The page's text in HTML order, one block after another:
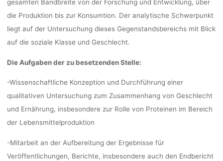
gesamten Bandbreite von der Forschung und Entwicklung, über
die Produktion bis zur Konsumtion. Der analytische Schwerpunkt
liegt auf der Untersuchung dieses Gegenstandsbereichs mit Blick
auf die soziale Klasse und Geschlecht.
Die Aufgaben der zu besetzenden Stelle:
-Wissenschaftliche Konzeption und Durchführung einer
qualitativen Untersuchung zum Zusammenhang von Geschlecht
und Ernährung, insbesondere zur Rolle von Proteinen im Bereich
der Lebensmittelproduktion
-Mitarbeit an der Aufbereitung der Ergebnisse für
Veröffentlichungen, Berichte, insbesondere auch den Endbericht